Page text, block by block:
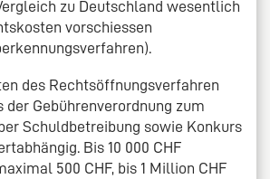
zu Deutschland wesentlich
vorschiessen
des Rechtsöffnungsverfahren
der Gebührenverordnung zum
Schuldbetreibung sowie Konkurs
Bis 10 000 CHF
500 CHF, bis 1 Million CHF